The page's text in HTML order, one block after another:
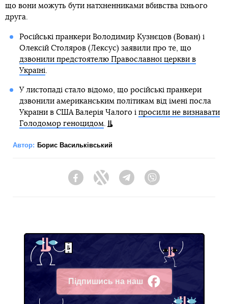
що вони можуть бути натхненниками вбивства їхнього
друга.
Російські пранкери Володимир Кузнєцов (Вован) і
Олексій Столяров (Лексус) заявили про те, що
дзвонили предстоятелю Православної церкви в
Україні.
У листопаді стало відомо, що російські пранкери
дзвонили американським політикам від імені посла
України в США Валерія Чалого і просили не визнавати
Голодомор геноцидом.
Автор: Борис Васильківський
FacebookTwitter Telegram
Підпишись на наш
Facebook